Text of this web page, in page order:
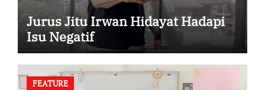
Jurus Jitu Irwan Hidayat Hadapi
Isu Negatif
FEATURE